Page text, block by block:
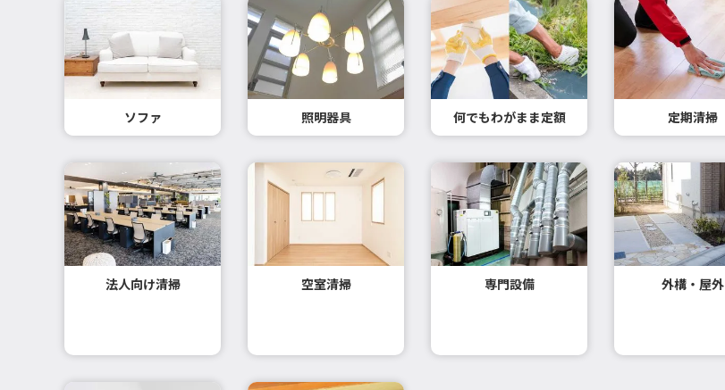
ソファ 照明器具 何でもわがまま定額 定期清掃
法人向け清掃 空室清掃 専門設備 外構・屋外